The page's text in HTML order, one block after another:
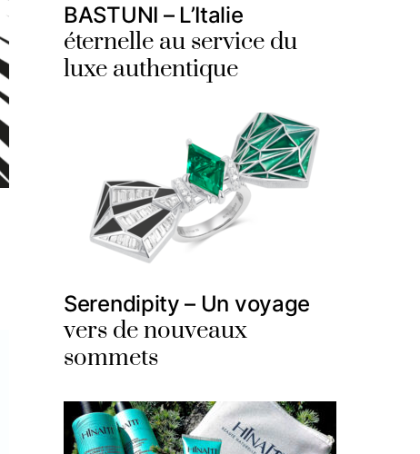
BASTUNI – L’Italie
éternelle au service du
luxe authentique
Serendipity – Un voyage
vers de nouveaux
sommets